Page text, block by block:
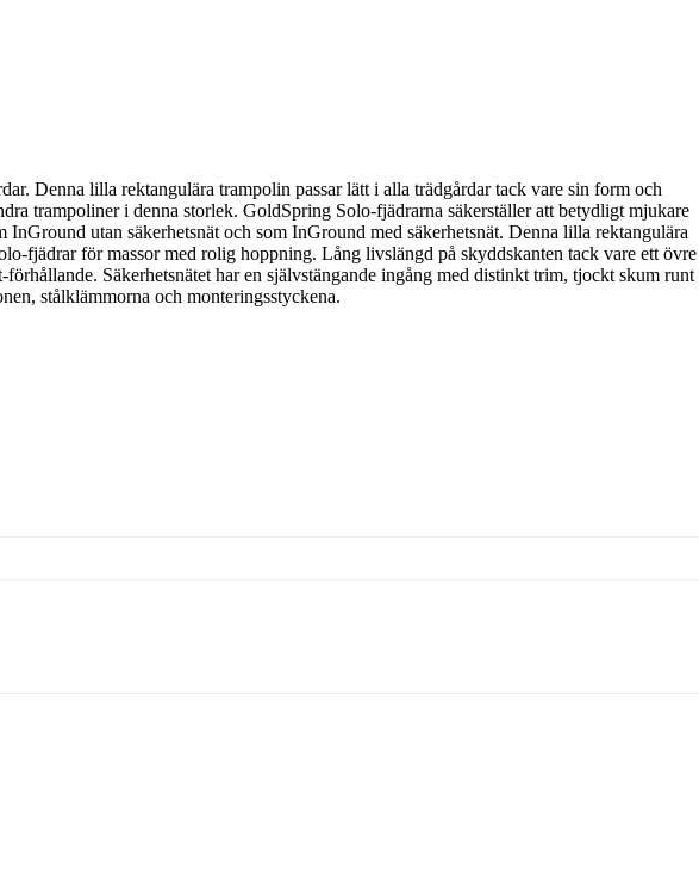
Denna lilla rektangulära trampolin passar lätt i alla trädgårdar tack vare sin form och
trampoliner i denna storlek. GoldSpring Solo-fjädrarna säkerställer att betydligt mjukare
utan säkerhetsnät och som InGround med säkerhetsnät. Denna lilla rektangulära
fjädrar för massor med rolig hoppning. Lång livslängd på skyddskanten tack vare ett övre
Säkerhetsnätet har en självstängande ingång med distinkt trim, tjockt skum runt
stålklämmorna och monteringsstyckena.